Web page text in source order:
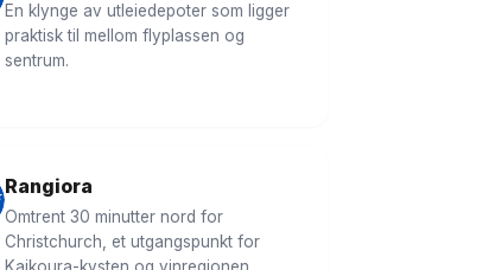
En klynge av utleiedepoter som ligger
praktisk til mellom flyplassen og
sentrum.
Rangiora
Omtrent 30 minutter nord for
Christchurch, et utgangspunkt for